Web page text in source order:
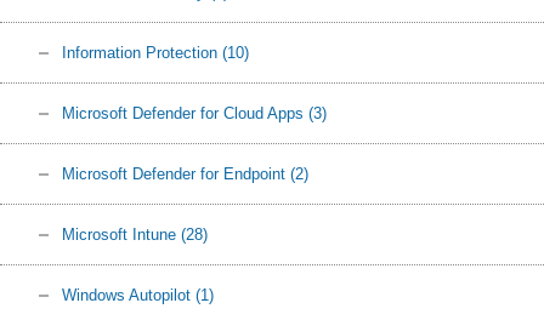
Information Protection (10)
Microsoft Defender for Cloud Apps (3)
Microsoft Defender for Endpoint (2)
Microsoft Intune (28)
Windows Autopilot (1)